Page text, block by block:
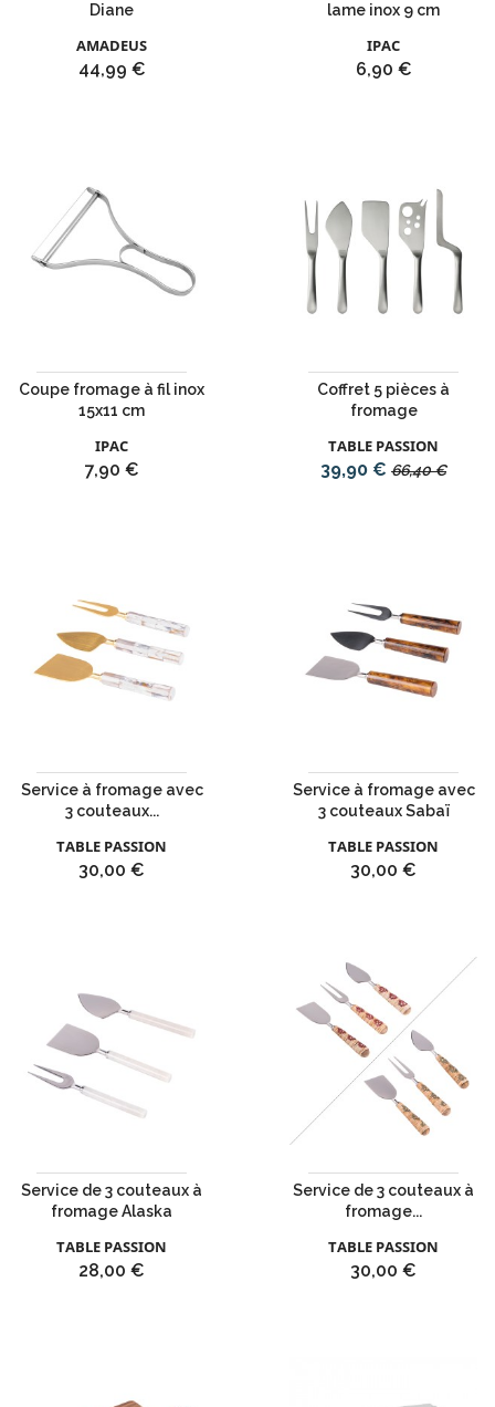
Diane
AMADEUS
Prix
44,99 €
lame inox 9 cm
IPAC
Prix
6,90 €
Coupe fromage à fil inox
15x11 cm
IPAC
Prix
7,90 €
Coffret 5 pièces à
fromage
TABLE PASSION
Prix
39,90 € Prix
66,40 €
Service à fromage avec
3 couteaux...
TABLE PASSION
Prix
30,00 €
Service à fromage avec
3 couteaux Sabaï
TABLE PASSION
Prix
30,00 €
Service de 3 couteaux à
fromage Alaska
TABLE PASSION
Prix
28,00 €
Service de 3 couteaux à
fromage...
TABLE PASSION
Prix
30,00 €